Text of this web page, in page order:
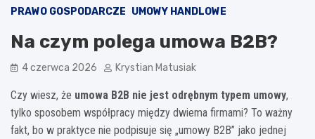
PRAWO GOSPODARCZE UMOWY HANDLOWE
Na czym polega umowa B2B?
4 czerwca 2026 Krystian Matusiak
Czy wiesz, że umowa B2B nie jest odrębnym typem umowy,
tylko sposobem współpracy między dwiema firmami? To ważny
fakt, bo w praktyce nie podpisuje się „umowy B2B” jako jednej